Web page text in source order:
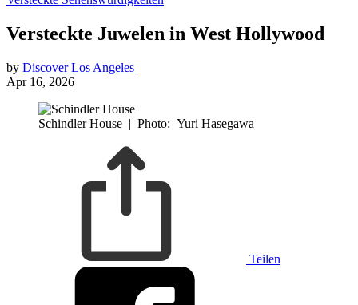
Versteckte Juwelen in West Hollywood
by Discover Los Angeles
Apr 16, 2026
Schindler House | Photo: Yuri Hasegawa
Teilen